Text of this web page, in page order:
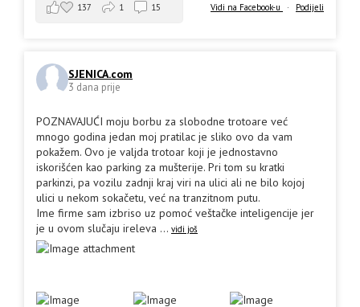
Vidi na Facebook-u · Podijeli
137 1 15
SJENICA.com
3 dana prije
POZNAVAJUĆI moju borbu za slobodne trotoare već
mnogo godina jedan moj pratilac je sliko ovo da vam
pokažem. Ovo je valjda trotoar koji je jednostavno
iskorišćen kao parking za mušterije. Pri tom su kratki
parkinzi, pa vozilu zadnji kraj viri na ulici ali ne bilo kojoj
ulici u nekom sokačetu, već na tranzitnom putu.
Ime firme sam izbriso uz pomoć veštačke inteligencije jer
je u ovom slučaju ireleva ... vidi još